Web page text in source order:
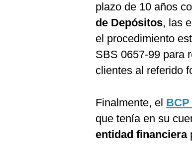
plazo de 10 años
de Depósitos, las
el procedimiento
SBS 0657-99 para
clientes al referido
Finalmente, el BCP
que tenía en su
entidad financiera